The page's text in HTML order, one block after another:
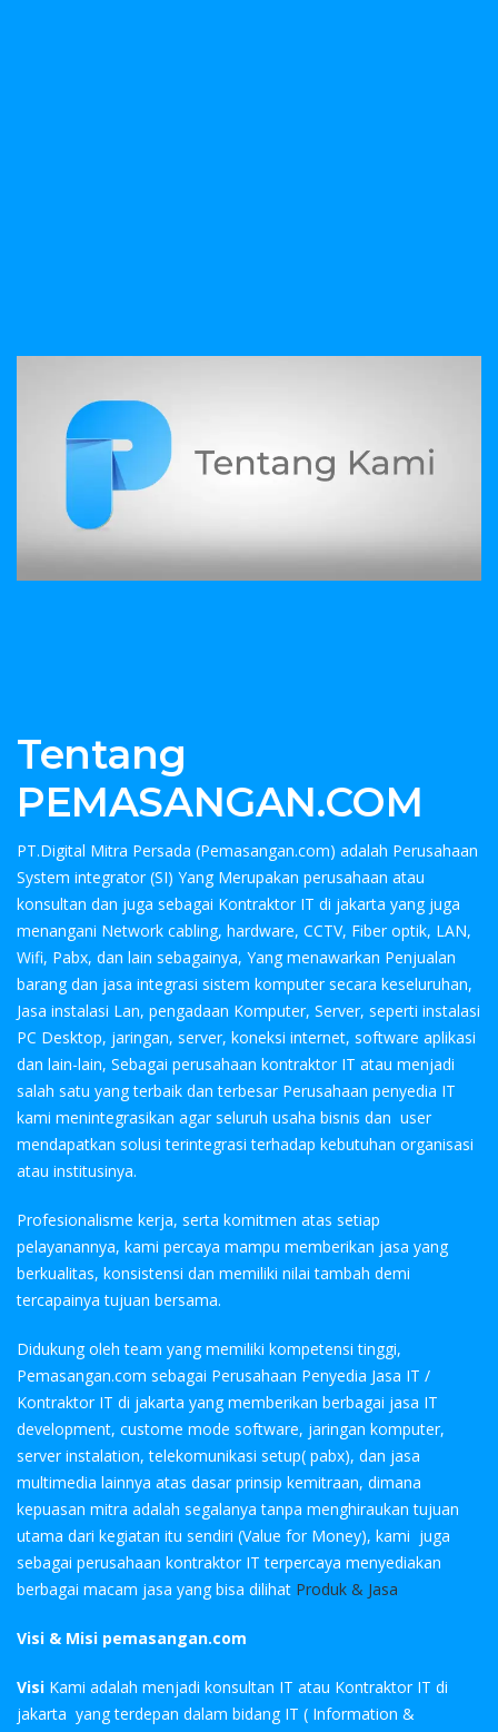
Tentang
PEMASANGAN.COM
PT.Digital Mitra Persada (Pemasangan.com) adalah Perusahaan
System integrator (SI) Yang Merupakan perusahaan atau
konsultan dan juga sebagai Kontraktor IT di jakarta yang juga
menangani Network cabling, hardware, CCTV, Fiber optik, LAN,
Wifi, Pabx, dan lain sebagainya, Yang menawarkan Penjualan
barang dan jasa integrasi sistem komputer secara keseluruhan,
Jasa instalasi Lan, pengadaan Komputer, Server, seperti instalasi
PC Desktop, jaringan, server, koneksi internet, software aplikasi
dan lain-lain, Sebagai perusahaan kontraktor IT atau menjadi
salah satu yang terbaik dan terbesar Perusahaan penyedia IT
kami menintegrasikan agar seluruh usaha bisnis dan user
mendapatkan solusi terintegrasi terhadap kebutuhan organisasi
atau institusinya.
Profesionalisme kerja, serta komitmen atas setiap
pelayanannya, kami percaya mampu memberikan jasa yang
berkualitas, konsistensi dan memiliki nilai tambah demi
tercapainya tujuan bersama.
Didukung oleh team yang memiliki kompetensi tinggi,
Pemasangan.com sebagai Perusahaan Penyedia Jasa IT /
Kontraktor IT di jakarta yang memberikan berbagai jasa IT
development, custome mode software, jaringan komputer,
server instalation, telekomunikasi setup( pabx), dan jasa
multimedia lainnya atas dasar prinsip kemitraan, dimana
kepuasan mitra adalah segalanya tanpa menghiraukan tujuan
utama dari kegiatan itu sendiri (Value for Money), kami juga
sebagai perusahaan kontraktor IT terpercaya menyediakan
berbagai macam jasa yang bisa dilihat Produk & Jasa
Visi & Misi pemasangan.com
Visi Kami adalah menjadi konsultan IT atau Kontraktor IT di
jakarta yang terdepan dalam bidang IT ( Information &